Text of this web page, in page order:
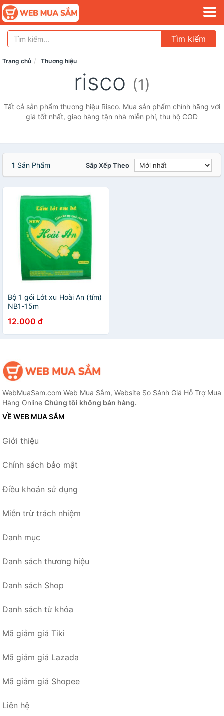
Tìm kiếm
Trang chủ Thương hiệu
risco (1)
Tất cả sản phẩm thương hiệu Risco. Mua sản phẩm chính hãng với
giá tốt nhất, giao hàng tận nhà miễn phí, thu hộ COD
1 Sản Phẩm Sắp Xếp Theo
Bộ 1 gói Lót xu Hoài An (tím)
NB1-15m
12.000 đ
WebMuaSam.com Web Mua Sắm, Website So Sánh Giá Hỗ Trợ Mua
Hàng Online Chúng tôi không bán hàng.
VỀ WEB MUA SẮM
Giới thiệu
Chính sách bảo mật
Điều khoản sử dụng
Miễn trừ trách nhiệm
Danh mục
Danh sách thương hiệu
Danh sách Shop
Danh sách từ khóa
Mã giảm giá Tiki
Mã giảm giá Lazada
Mã giảm giá Shopee
Liên hệ